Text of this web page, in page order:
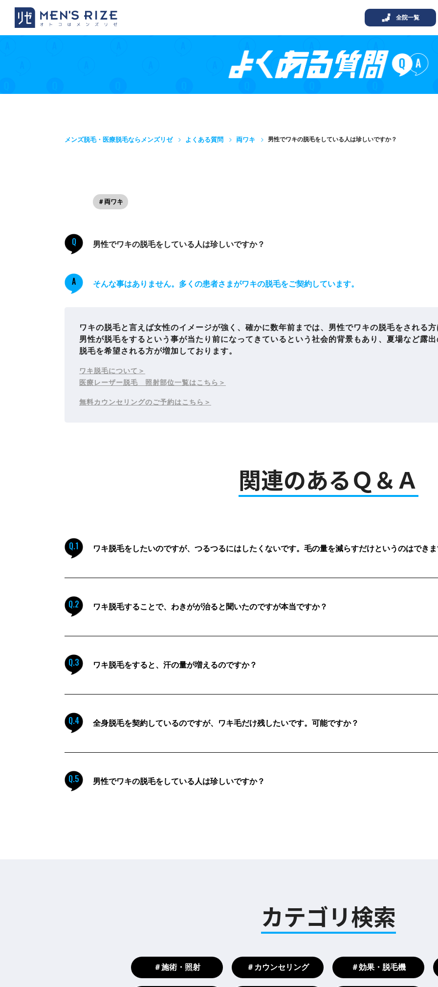
全院一覧
メンズ脱毛・医療脱毛ならメンズリゼ よくある質問 両ワキ 男性でワキの脱毛をしている人は珍しいですか？
＃両ワキ
Q 男性でワキの脱毛をしている人は珍しいですか？
A そんな事はありません。多くの患者さまがワキの脱毛をご契約しています。
ワキの脱毛と言えば女性のイメージが強く、確かに数年前までは、男性でワキの脱毛をされる
男性が脱毛をするという事が当たり前になってきているという社会的背景もあり、夏場など露
脱毛を希望される方が増加しております。
ワキ脱毛について
医療レーザー脱毛 照射部位一覧はこちら
無料カウンセリングのご予約はこちら
関連のあるＱ＆Ａ
Q.1 ワキ脱毛をしたいのですが、つるつるにはしたくないです。毛の量を減らすだけというのはでき
Q.2 ワキ脱毛することで、わきがが治ると聞いたのですが本当ですか？
Q.3 ワキ脱毛をすると、汗の量が増えるのですか？
Q.4 全身脱毛を契約しているのですが、ワキ毛だけ残したいです。可能ですか？
Q.5 男性でワキの脱毛をしている人は珍しいですか？
カテゴリ検索
＃施術・照射 ＃カウンセリング ＃効果・脱毛機